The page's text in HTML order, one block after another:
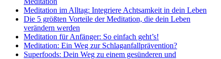
Meditation im Alltag: Integriere Achtsamkeit in dein Leben
Die 5 größten Vorteile der Meditation, die dein Leben
verändern werden
Meditation für Anfänger: So einfach geht’s!
Meditation: Ein Weg zur Schlaganfallprävention?
Superfoods: Dein Weg zu einem gesünderen und